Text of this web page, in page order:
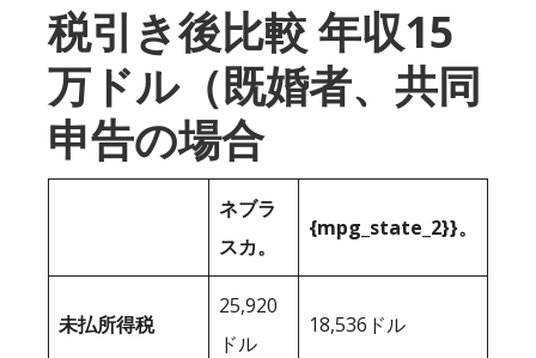
税引き後比較 年収15
万ドル（既婚者、共同
申告の場合
ネブラ
スカ。
{mpg_state_2}}。
未払所得税
25,920
ドル
18,536ドル